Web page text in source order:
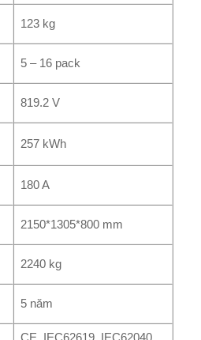
123 kg
5 – 16 pack
819.2 V
257 kWh
180 A
2150*1305*800 mm
2240 kg
5 năm
CE, IEC62619, IEC62040,